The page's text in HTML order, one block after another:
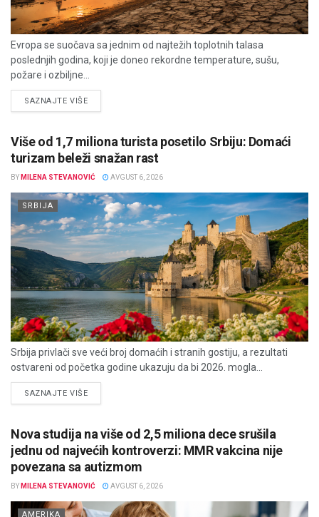
Evropa se suočava sa jednim od najtežih toplotnih talasa
poslednjih godina, koji je doneo rekordne temperature, sušu,
požare i ozbiljne...
SAZNAJTE VIŠEDETAILS
Više od 1,7 miliona turista posetilo Srbiju: Domaći
turizam beleži snažan rast
BY MILENA STEVANOVIĆ AVGUST 6, 2026
SRBIJA
Srbija privlači sve veći broj domaćih i stranih gostiju, a rezultati
ostvareni od početka godine ukazuju da bi 2026. mogla...
SAZNAJTE VIŠEDETAILS
Nova studija na više od 2,5 miliona dece srušila
jednu od najvećih kontroverzi: MMR vakcina nije
povezana sa autizmom
BY MILENA STEVANOVIĆ AVGUST 6, 2026
AMERIKA